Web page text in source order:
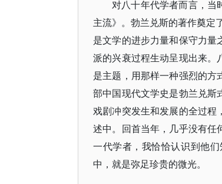
对八十年代学者而言，当
主流》。勃兰兑斯的著作奠定
是文学的进步力量和保守力
派的兴衰过程生动呈现出来。
是主题，用那样一种强烈的
部中国现代文学史是勃兰兑斯
戏剧冲突发生和发展的全过程
述中。回首当年，几乎没有任
一代学者，我恰恰认识到他
中，就是弥足珍贵的微光。